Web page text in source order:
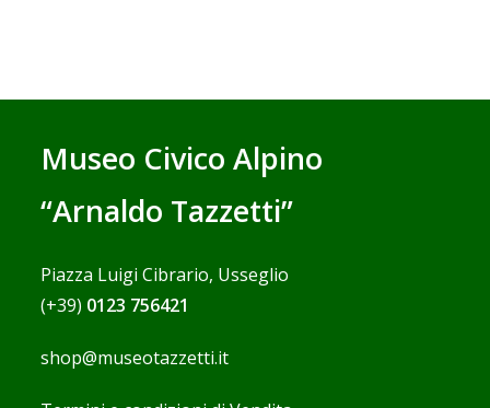
Museo Civico Alpino
“Arnaldo Tazzetti”
Piazza Luigi Cibrario, Usseglio
(+39) 0123 756421
shop@museotazzetti.it